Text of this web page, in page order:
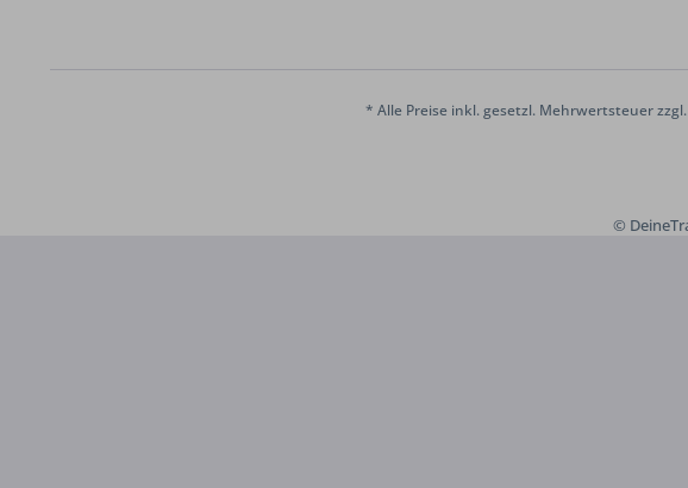
* Alle Preise inkl. gesetzl. Mehrwertsteuer zzgl.
©